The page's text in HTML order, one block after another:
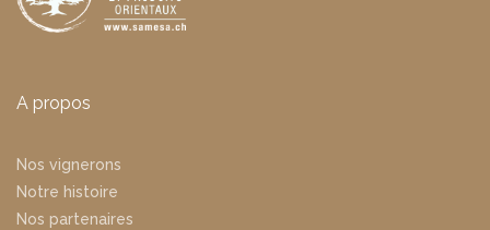
A propos
Nos vignerons
Notre histoire
Nos partenaires